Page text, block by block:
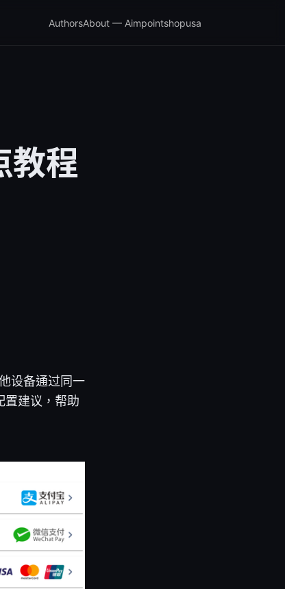
AuthorsAbout — Aimpointshopusa
教程
设备通过同一
置建议，帮助